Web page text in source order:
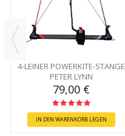
4-LEINER POWERKITE-STANGE
PETER LYNN
79,00 €
IN DEN WARENKORB LEGEN